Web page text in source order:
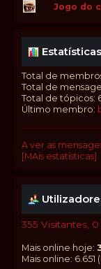
Jogo do
Total de
Total de
Total de tópicos:
Último membro:
A ver as
[MAis estatísticas]
355 Visitantes,
Mais online hoje:
Mais online: 6.651